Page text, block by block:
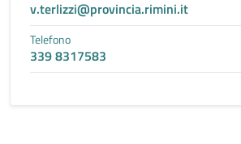
v.terlizzi@provincia.rimini.it
Telefono
339 8317583